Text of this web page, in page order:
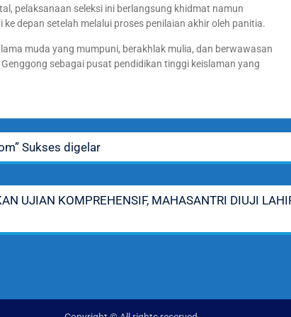
pelaksanaan seleksi ini berlangsung khidmat namun
depan setelah melalui proses penilaian akhir oleh panitia.
muda yang mumpuni, berakhlak mulia, dan berwawasan
sebagai pusat pendidikan tinggi keislaman yang
Sukses digelar
UJIAN KOMPREHENSIF, MAHASANTRI DIUJI